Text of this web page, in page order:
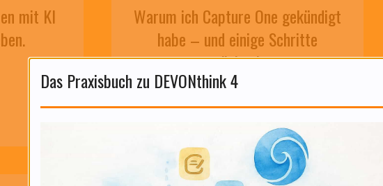
mit KI
Warum ich Capture One gekündigt
habe – und einige Schritte
zurückgehe.
29 Juli 2026
Das Praxisbuch zu DEVONthink 4